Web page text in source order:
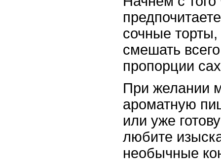
сочные торты,
смешать
пропорции
При желании
ароматную
или уже
любите
необычные